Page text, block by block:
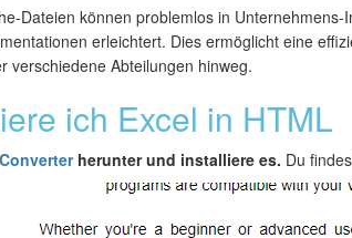
Dateien können problemlos in
erleichtert. Dies ermöglicht eine
verschiedene Abteilungen hinweg.
ich Excel in HTML
herunter und installiere es. Du